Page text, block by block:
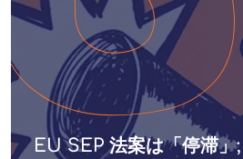
EU SEP 法案は「停滞